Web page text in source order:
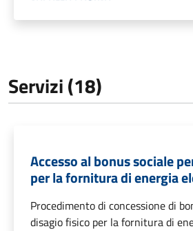
Servizi (18)
Accesso al bonus sociale
per la fornitura di energia
Procedimento di concessione di
disagio fisico per la fornitura di